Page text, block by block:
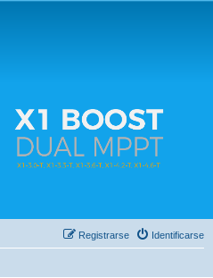
solares Solax y temas relacionados.
Identificarse
Registrarse